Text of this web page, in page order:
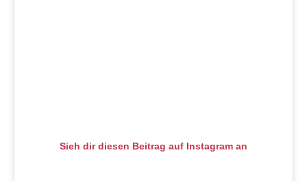
Sieh dir diesen Beitrag auf Instagram an